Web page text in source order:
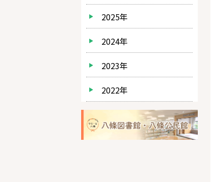
2025年
2024年
2023年
2022年